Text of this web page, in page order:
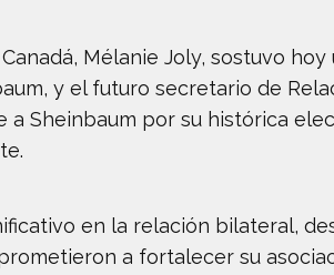
Mélanie Joly, sostuvo
y el futuro secretario de
Sheinbaum por su histórica
en la relación bilateral,
a fortalecer su